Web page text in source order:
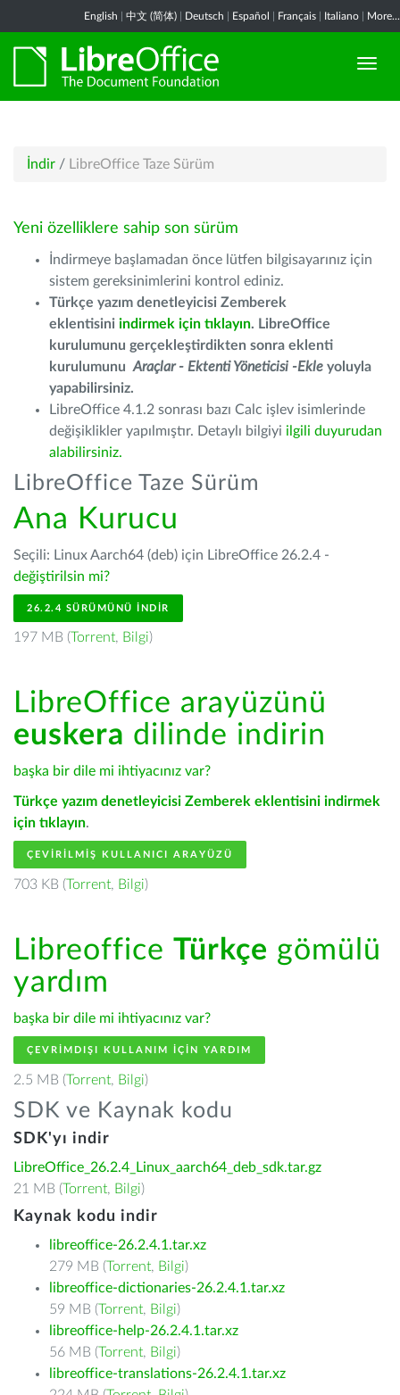
English 中文 (简体) Deutsch Español Français Italiano More...
İndir / LibreOffice Taze Sürüm
Yeni özelliklere sahip son sürüm
İndirmeye başlamadan önce lütfen bilgisayarınız için
sistem gereksinimlerini kontrol ediniz.
Türkçe yazım denetleyicisi Zemberek
eklentisini indirmek için tıklayın. LibreOffice
kurulumunu gerçekleştirdikten sonra eklenti
kurulumunu Araçlar - Ektenti Yöneticisi -Ekle yoluyla
yapabilirsiniz.
LibreOffice 4.1.2 sonrası bazı Calc işlev isimlerinde
değişiklikler yapılmıştır. Detaylı bilgiyi ilgili duyurudan
alabilirsiniz.
LibreOffice Taze Sürüm
Ana Kurucu
Seçili: Linux Aarch64 (deb) için LibreOffice 26.2.4 -
değiştirilsin mi?
26.2.4 SÜRÜMÜNÜ İNDIR
197 MB (Torrent, Bilgi)
LibreOffice arayüzünü
euskera dilinde indirin
başka bir dile mi ihtiyacınız var?
Türkçe yazım denetleyicisi Zemberek eklentisini indirmek
için tıklayın.
ÇEVIRILMIŞ KULLANICI ARAYÜZÜ
703 KB (Torrent, Bilgi)
Libreoffice Türkçe gömülü
yardım
başka bir dile mi ihtiyacınız var?
ÇEVRIMDIŞI KULLANIM IÇIN YARDIM
2.5 MB (Torrent, Bilgi)
SDK ve Kaynak kodu
SDK'yı indir
LibreOffice_26.2.4_Linux_aarch64_deb_sdk.tar.gz
21 MB (Torrent, Bilgi)
Kaynak kodu indir
libreoffice-26.2.4.1.tar.xz
279 MB (Torrent, Bilgi)
libreoffice-dictionaries-26.2.4.1.tar.xz
59 MB (Torrent, Bilgi)
libreoffice-help-26.2.4.1.tar.xz
56 MB (Torrent, Bilgi)
libreoffice-translations-26.2.4.1.tar.xz